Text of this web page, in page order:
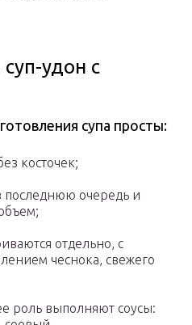
удон с
супа просты:
косточек;
последнюю очередь и
отдельно, с
чеснока, свежего
роль выполняют соусы: